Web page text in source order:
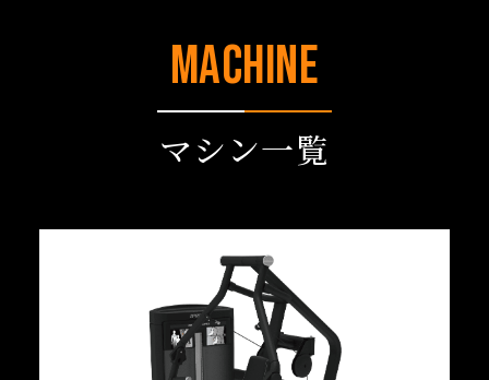
MACHINE
マシン一覧